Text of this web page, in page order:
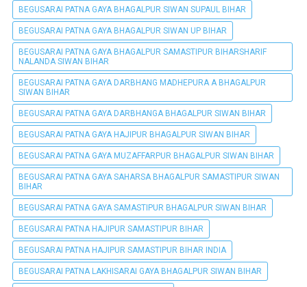
BEGUSARAI PATNA GAYA BHAGALPUR SIWAN SUPAUL BIHAR
BEGUSARAI PATNA GAYA BHAGALPUR SIWAN UP BIHAR
BEGUSARAI PATNA GAYA BHAGALPUR SAMASTIPUR BIHARSHARIF
NALANDA SIWAN BIHAR
BEGUSARAI PATNA GAYA DARBHANG MADHEPURA A BHAGALPUR
SIWAN BIHAR
BEGUSARAI PATNA GAYA DARBHANGA BHAGALPUR SIWAN BIHAR
BEGUSARAI PATNA GAYA HAJIPUR BHAGALPUR SIWAN BIHAR
BEGUSARAI PATNA GAYA MUZAFFARPUR BHAGALPUR SIWAN BIHAR
BEGUSARAI PATNA GAYA SAHARSA BHAGALPUR SAMASTIPUR SIWAN
BIHAR
BEGUSARAI PATNA GAYA SAMASTIPUR BHAGALPUR SIWAN BIHAR
BEGUSARAI PATNA HAJIPUR SAMASTIPUR BIHAR
BEGUSARAI PATNA HAJIPUR SAMASTIPUR BIHAR INDIA
BEGUSARAI PATNA LAKHISARAI GAYA BHAGALPUR SIWAN BIHAR